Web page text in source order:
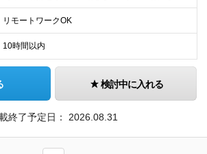
リモートワークOK
10時間以内
検討中に入れる
終了予定日： 2026.08.31